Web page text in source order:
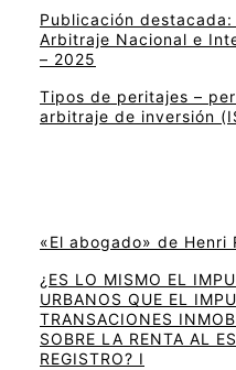
Publicación
Arbitraje Nacional e
– 2025
Tipos de peritajes –
arbitraje de inversión
«El abogado» de Henri
¿ES LO MISMO EL
URBANOS QUE EL
TRANSACIONES
SOBRE LA RENTA AL
REGISTRO? I